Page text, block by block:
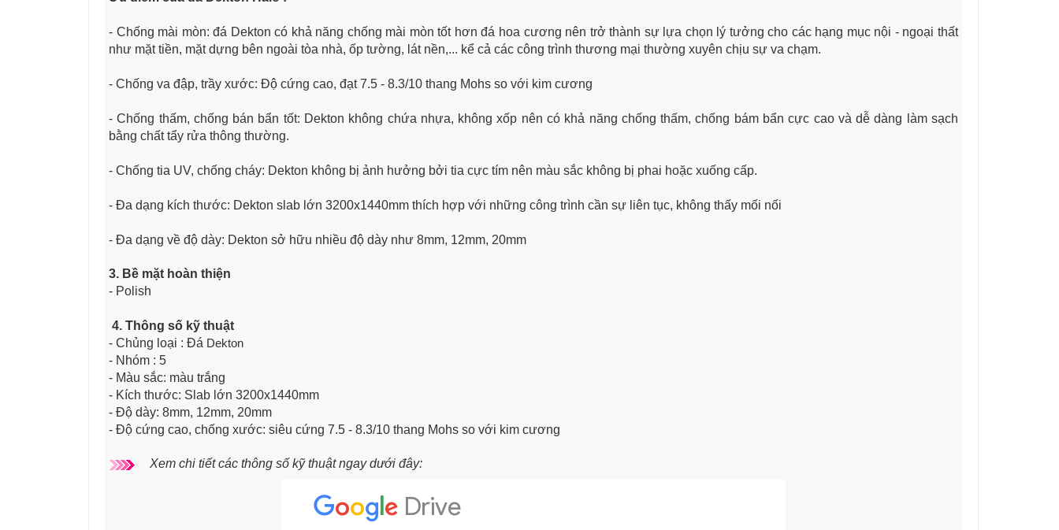
- Chống mài mòn: đá Dekton có khả năng chống mài mòn tốt hơn đá hoa cương nên trở thành sự lựa chọn lý tưởng cho các hạng mục nội - ngoại thất
như mặt tiền, mặt dựng bên ngoài tòa nhà, ốp tường, lát nền,... kể cả các công trình thương mại thường xuyên chịu sự va chạm.
- Chống va đập, trầy xước: Độ cứng cao, đạt 7.5 - 8.3/10 thang Mohs so với kim cương
- Chống thấm, chống bán bẩn tốt: Dekton không chứa nhựa, không xốp nên có khả năng chống thấm, chống bám bẩn cực cao và dễ dàng làm sạch
bằng chất tẩy rửa thông thường.
- Chống tia UV, chống cháy: Dekton không bị ảnh hưởng bởi tia cực tím nên màu sắc không bị phai hoặc xuống cấp.
- Đa dạng kích thước: Dekton slab lớn 3200x1440mm thích hợp với những công trình cần sự liên tục, không thấy mối nối
- Đa dạng về độ dày: Dekton sở hữu nhiều độ dày như 8mm, 12mm, 20mm
3. Bề mặt hoàn thiện
- Polish
4. Thông số kỹ thuật
- Chủng loại : Đá Dekton
- Nhóm : 5
- Màu sắc: màu trắng
- Kích thước: Slab lớn 3200x1440mm
- Độ dày: 8mm, 12mm, 20mm
- Độ cứng cao, chống xước: siêu cứng 7.5 - 8.3/10 thang Mohs so với kim cương
Xem chi tiết các thông số kỹ thuật ngay dưới đây: